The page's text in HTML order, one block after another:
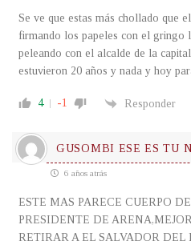
Se ve que estas más chollado que
firmando los papeles con el gringo
peleando con el alcalde de la
estuvieron 20 años y nada y hoy
4 -1 Responder
GUSOMBI ESE ES TU
6 años atrás
ESTE MAS PARECE CUERPO
PRESIDENTE DE
RETIRAR A EL SALVADOR